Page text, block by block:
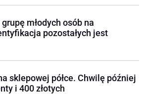
młodych osób na
pozostałych jest
sklepowej półce. Chwilę później
i 400 złotych